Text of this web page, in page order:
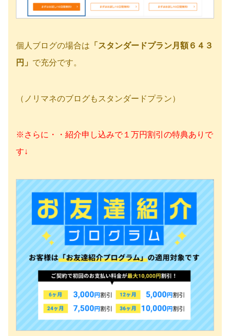
個人ブログの場合は 「スタンダードプラン月額６４３
円」 で充分です。
（ノリマネのブログもスタンダードプラン）
※さらに・・紹介申し込みで１万円割引の特典ありで
す↓